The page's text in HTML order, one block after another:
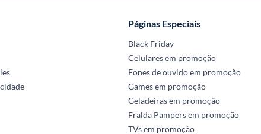
Páginas Especiais
Black Friday
Celulares em promoção
Fones de ouvido em promoção
Games em promoção
Geladeiras em promoção
Fralda Pampers em promoção
TVs em promoção